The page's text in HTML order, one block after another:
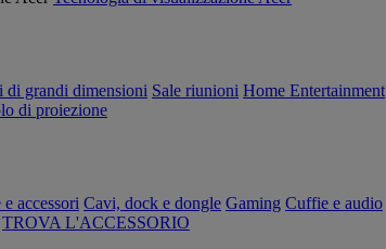
di grandi dimensioni Sale riunioni Home Entertainment
di proiezione
accessori Cavi, dock e dongle Gaming Cuffie e audio
TROVA L'ACCESSORIO